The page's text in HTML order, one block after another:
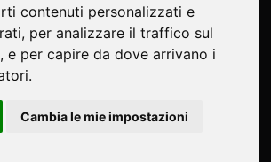
contenuti personalizzati e
per analizzare il traffico sul
e per capire da dove arrivano i
Cambia le mie impostazioni